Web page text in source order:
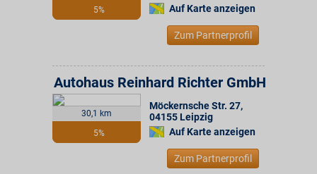
5%
Auf Karte anzeigen
Zum Partnerprofil
30,1 km
5%
Autohaus Reinhard Richter GmbH
Möckernsche Str. 27,
04155 Leipzig
Auf Karte anzeigen
Zum Partnerprofil